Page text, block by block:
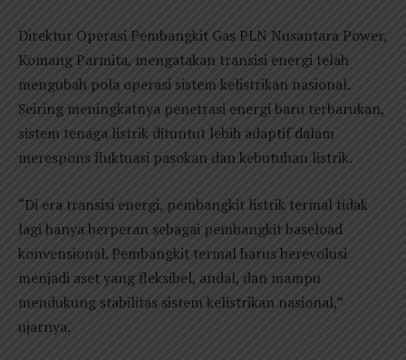
Direktur Operasi Pembangkit Gas PLN Nusantara Power,
Komang Parmita, mengatakan transisi energi telah
mengubah pola operasi sistem kelistrikan nasional.
Seiring meningkatnya penetrasi energi baru terbarukan,
sistem tenaga listrik dituntut lebih adaptif dalam
merespons fluktuasi pasokan dan kebutuhan listrik.
“Di era transisi energi, pembangkit listrik termal tidak
lagi hanya berperan sebagai pembangkit baseload
konvensional. Pembangkit termal harus berevolusi
menjadi aset yang fleksibel, andal, dan mampu
mendukung stabilitas sistem kelistrikan nasional,”
ujarnya.